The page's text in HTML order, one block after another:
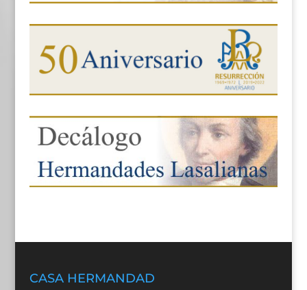
CASA HERMANDAD